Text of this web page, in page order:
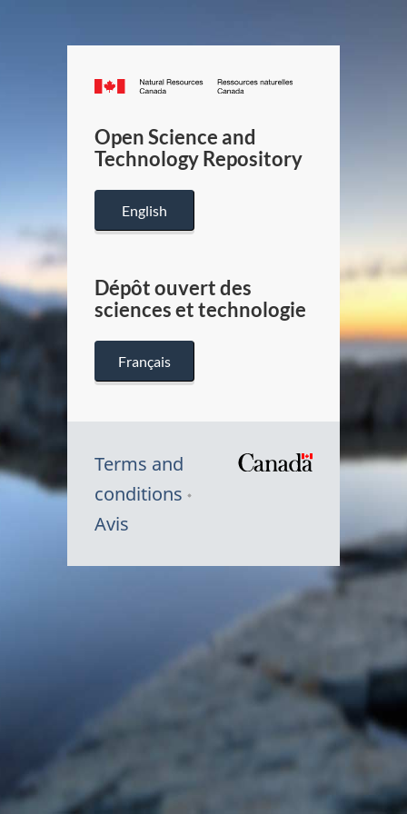
Canada.ca
/
Canada
Open Science and
Technology Repository
English
Dépôt ouvert des
sciences et technologie
Français
Terms and
conditions
Avis
du